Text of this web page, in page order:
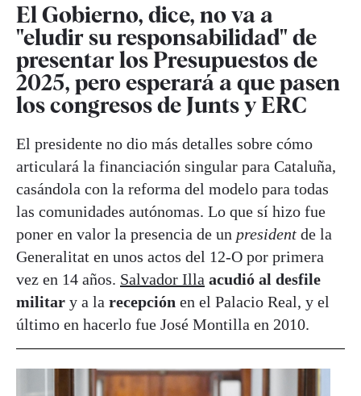
El Gobierno, dice, no va a
"eludir su responsabilidad" de
presentar los Presupuestos de
2025, pero esperará a que pasen
los congresos de Junts y ERC
El presidente no dio más detalles sobre cómo
articulará la financiación singular para Cataluña,
casándola con la reforma del modelo para todas
las comunidades autónomas. Lo que sí hizo fue
poner en valor la presencia de un president de la
Generalitat en unos actos del 12-O por primera
vez en 14 años. Salvador Illa acudió al desfile
militar y a la recepción en el Palacio Real, y el
último en hacerlo fue José Montilla en 2010.